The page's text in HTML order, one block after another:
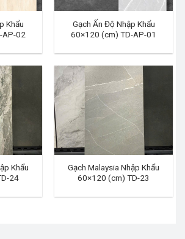
Khẩu
AP-02
Gạch Ấn Độ Nhập Khẩu
60×120 (cm) TD-AP-01
Khẩu
24
Gạch Malaysia Nhập Khẩu
60×120 (cm) TD-23